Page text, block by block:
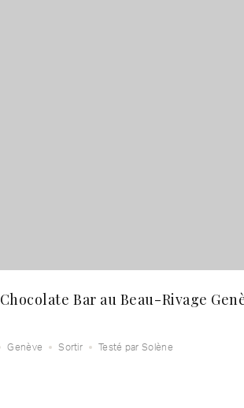
Bar au Beau-Rivage
Genève Sortir Testé par Solène